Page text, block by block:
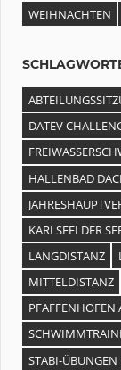
WEIHNACHTEN
DATEV
HALLENBAD
KARLSFELDER
LANGDISTANZ
MITTELDISTANZ
PFAFFENHOFEN
STABI-ÜBUNGEN